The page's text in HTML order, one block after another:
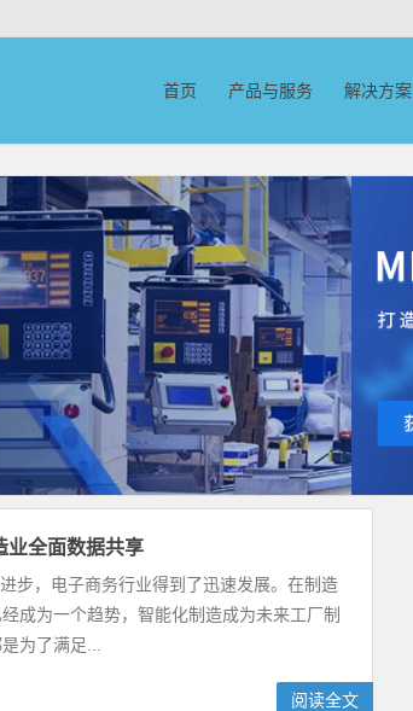
首页 产品与服务 解决方案
业全面数据共享
步，电子商务行业得到了迅速发展。在制造
成为一个趋势，智能化制造成为未来工厂制
为了满足...
阅读全文